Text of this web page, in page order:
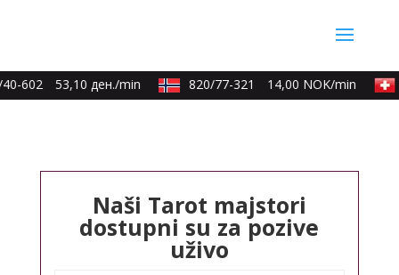
602 53,10 ден./min 820/77-321 14,00 NOK/min
Naši Tarot majstori
dostupni su za pozive
uživo